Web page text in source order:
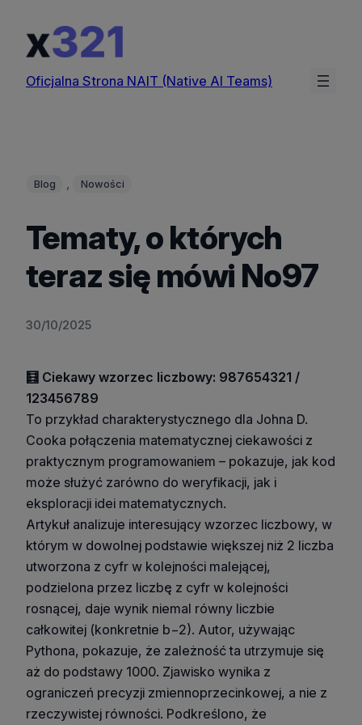
treści
Oficjalna Strona NAIT (Native AI Teams)
Blog , Nowości
Tematy, o których
teraz się mówi No97
30/10/2025
🧮 Ciekawy wzorzec liczbowy: 987654321 /
123456789
To przykład charakterystycznego dla Johna D.
Cooka połączenia matematycznej ciekawości z
praktycznym programowaniem – pokazuje, jak kod
może służyć zarówno do weryfikacji, jak i
eksploracji idei matematycznych.
Artykuł analizuje interesujący wzorzec liczbowy, w
którym w dowolnej podstawie większej niż 2 liczba
utworzona z cyfr w kolejności malejącej,
podzielona przez liczbę z cyfr w kolejności
rosnącej, daje wynik niemal równy liczbie
całkowitej (konkretnie b−2). Autor, używając
Pythona, pokazuje, że zależność ta utrzymuje się
aż do podstawy 1000. Zjawisko wynika z
ograniczeń precyzji zmiennoprzecinkowej, a nie z
rzeczywistej równości. Podkreślono, że